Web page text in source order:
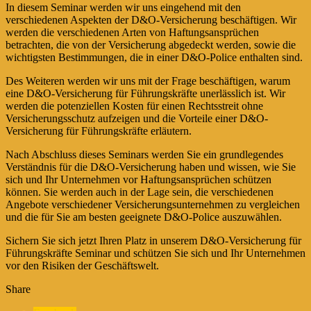
In diesem Seminar werden wir uns eingehend mit den
verschiedenen Aspekten der D&O-Versicherung beschäftigen. Wir
werden die verschiedenen Arten von Haftungsansprüchen
betrachten, die von der Versicherung abgedeckt werden, sowie die
wichtigsten Bestimmungen, die in einer D&O-Police enthalten sind.
Des Weiteren werden wir uns mit der Frage beschäftigen, warum
eine D&O-Versicherung für Führungskräfte unerlässlich ist. Wir
werden die potenziellen Kosten für einen Rechtsstreit ohne
Versicherungsschutz aufzeigen und die Vorteile einer D&O-
Versicherung für Führungskräfte erläutern.
Nach Abschluss dieses Seminars werden Sie ein grundlegendes
Verständnis für die D&O-Versicherung haben und wissen, wie Sie
sich und Ihr Unternehmen vor Haftungsansprüchen schützen
können. Sie werden auch in der Lage sein, die verschiedenen
Angebote verschiedener Versicherungsunternehmen zu vergleichen
und die für Sie am besten geeignete D&O-Police auszuwählen.
Sichern Sie sich jetzt Ihren Platz in unserem D&O-Versicherung für
Führungskräfte Seminar und schützen Sie sich und Ihr Unternehmen
vor den Risiken der Geschäftswelt.
Share